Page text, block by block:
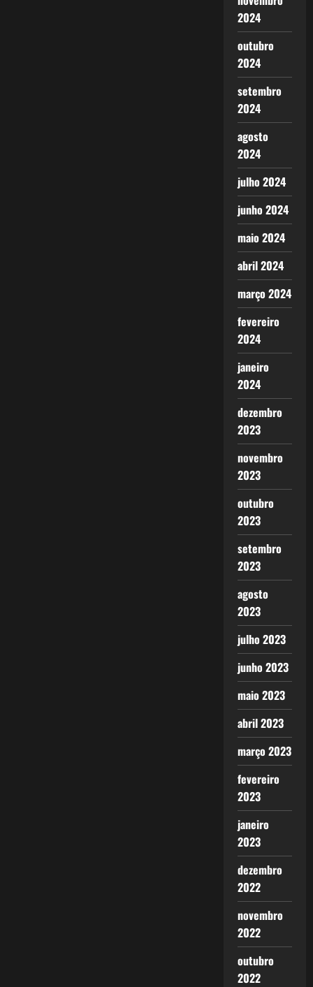
2024
outubro
2024
setembro
2024
agosto
2024
julho 2024
junho 2024
maio 2024
abril 2024
março 2024
fevereiro
2024
janeiro
2024
dezembro
2023
novembro
2023
outubro
2023
setembro
2023
agosto
2023
julho 2023
junho 2023
maio 2023
abril 2023
março 2023
fevereiro
2023
janeiro
2023
dezembro
2022
novembro
2022
outubro
2022